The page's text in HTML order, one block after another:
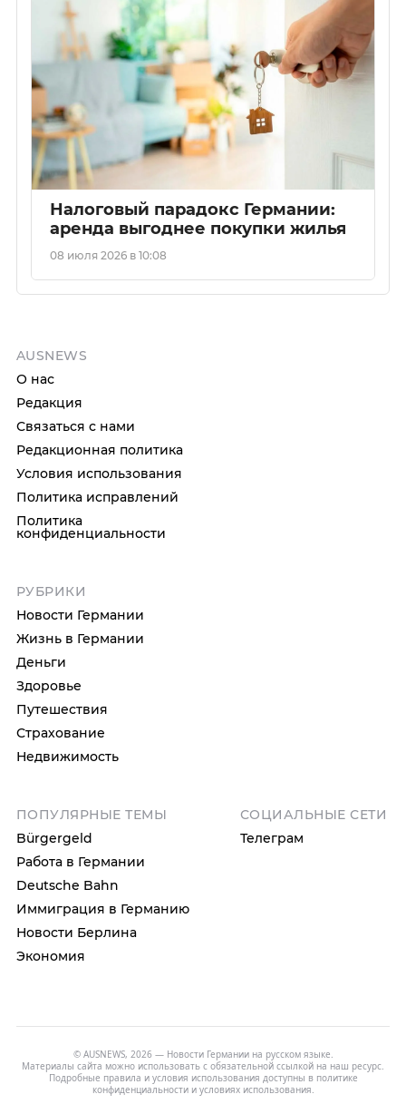
Налоговый парадокс Германии:
аренда выгоднее покупки жилья
08 июля 2026 в 10:08
AUSNEWS
О нас
Редакция
Связаться с нами
Редакционная политика
Условия использования
Политика исправлений
Политика
конфиденциальности
РУБРИКИ
Новости Германии
Жизнь в Германии
Деньги
Здоровье
Путешествия
Страхование
Недвижимость
ПОПУЛЯРНЫЕ ТЕМЫ
Bürgergeld
Работа в Германии
Deutsche Bahn
Иммиграция в Германию
Новости Берлина
Экономия
СОЦИАЛЬНЫЕ СЕТИ
Телеграм
© AUSNEWS, 2026 — Новости Германии на русском языке.
Материалы сайта можно использовать с обязательной ссылкой на наш ресурс.
Подробные правила и условия использования доступны в политике
конфиденциальностии условиях использования.